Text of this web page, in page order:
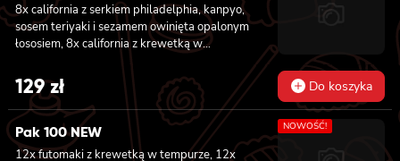
8x california z serkiem philadelphia, kanpyo,
sosem teriyaki i sezamem owinięta opalonym
łososiem, 8x california z krewetką w
tempurze, majonezem lekko pikantnym,
ogórkiem, sezamem i masago, 6x futomaki z
pieczonym łososiem, serkiem philadelphia,
awokado, ogórkiem, kanpyo i sałatą, sosem
teriyaki i sezamem, 6x futomaki z surimi,
kanpyo i ogórkiem, 6x futomaki z krewetką w
129zł Do koszyka
Pak 100 NEW
12x futomaki z krewetką w tempurze, 12x
NOWOŚĆ!